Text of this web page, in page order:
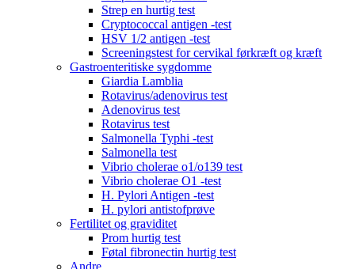
Strep en hurtig test
Cryptococcal antigen -test
HSV 1/2 antigen -test
Screeningstest for cervikal førkræft og kræft
Gastroenteritiske sygdomme
Giardia Lamblia
Rotavirus/adenovirus test
Adenovirus test
Rotavirus test
Salmonella Typhi -test
Salmonella test
Vibrio cholerae o1/o139 test
Vibrio cholerae O1 -test
H. Pylori Antigen -test
H. pylori antistofprøve
Fertilitet og graviditet
Prom hurtig test
Føtal fibronectin hurtig test
Andre